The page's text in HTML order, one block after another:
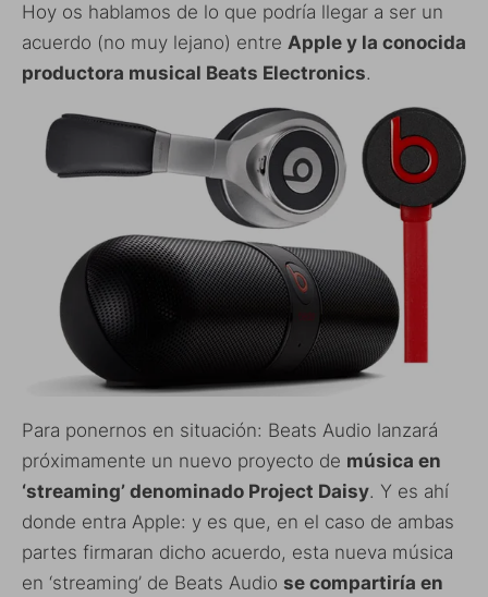
Hoy os hablamos de lo que podría llegar a ser un
acuerdo (no muy lejano) entre Apple y la conocida
productora musical Beats Electronics.
Para ponernos en situación: Beats Audio lanzará
próximamente un nuevo proyecto de música en
‘streaming’ denominado Project Daisy. Y es ahí
donde entra Apple: y es que, en el caso de ambas
partes firmaran dicho acuerdo, esta nueva música
en ‘streaming’ de Beats Audio se compartiría en